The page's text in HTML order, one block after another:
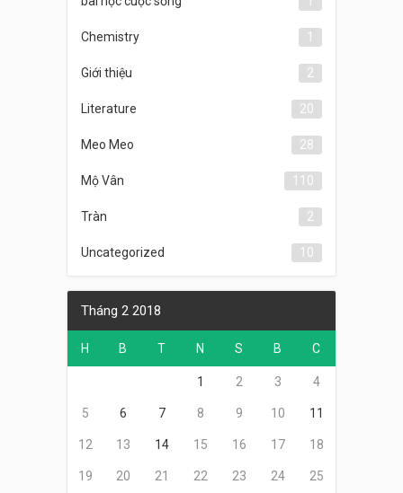
Chemistry 1
Giới thiệu 2
Literature 20
Meo Meo 28
Mộ Vân 110
Tràn 2
Uncategorized 10
Tháng 2 2018
H B T N S B C
1 2 3 4
5 6 7 8 9 10 11
12 13 14 15 16 17 18
19 20 21 22 23 24 25